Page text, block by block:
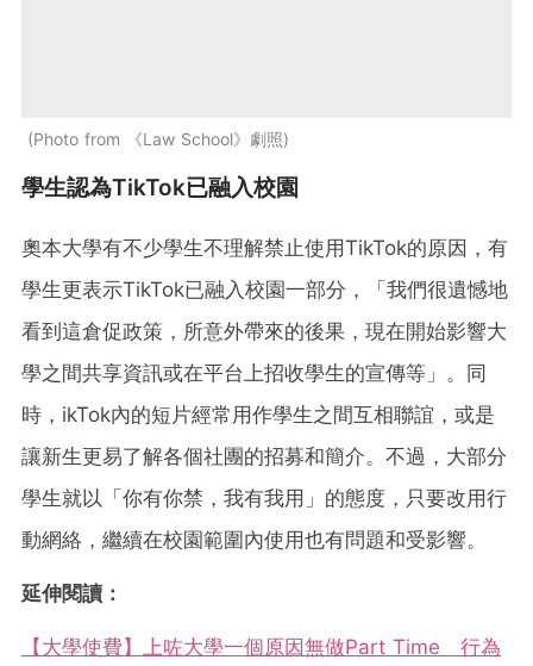
Photo from 《Law School》劇照
學生認為TikTok已融入校園
奧本大學有不少學生不理解禁止使用TikTok的原因，有
學生更表示TikTok已融入校園一部分，「我們很遺憾地
看到這倉促政策，所意外帶來的後果，現在開始影響大
學之間共享資訊或在平台上招收學生的宣傳等」。同
時，ikTok內的短片經常用作學生之間互相聯誼，或是
讓新生更易了解各個社團的招募和簡介。不過，大部分
學生就以「你有你禁，我有我用」的態度，只要改用行
動網絡，繼續在校園範圍內使用也有問題和受影響。
延伸閱讀：
【大學使費】上咗大學一個原因無做Part Time 行為